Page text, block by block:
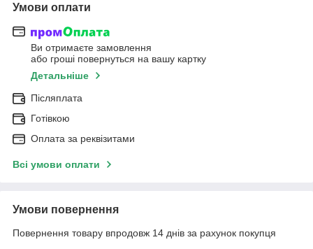
Умови оплати
Ви отримаєте замовлення
або гроші повернуться на вашу картку
Детальніше
Післяплата
Готівкою
Оплата за реквізитами
Всі умови оплати
Умови повернення
Повернення товару впродовж 14 днів за рахунок покупця